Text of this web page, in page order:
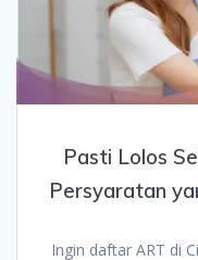
Pasti Lolos
Persyaratan
Ingin daftar ART di